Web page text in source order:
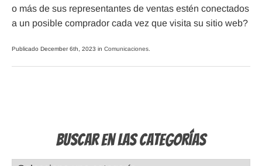
o más de sus representantes de ventas estén conectados
a un posible comprador cada vez que visita su sitio web?
Publicado December 6th, 2023 in Comunicaciones
Buscar en las Categorías